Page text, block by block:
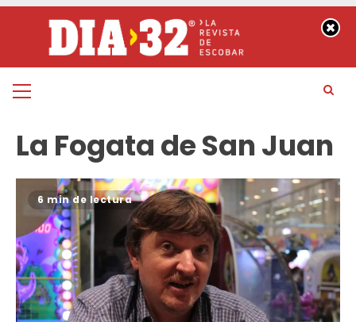
contenido
Menú
La Fogata de San Juan
6 min de lectura